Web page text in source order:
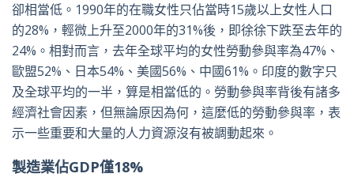
卻相當低。1990年的在職女性只佔當時15歲以上女性人口
的28%，輕微上升至2000年的31%後，即徐徐下跌至去年的
24%。相對而言，去年全球平均的女性勞動參與率為47%、
歐盟52%、日本54%、美國56%、中國61%。印度的數字只
及全球平均的一半，算是相當低的。勞動參與率背後有諸多
經濟社會因素，但無論原因為何，這麼低的勞動參與率，表
示一些重要和大量的人力資源沒有被調動起來。
製造業佔GDP僅18%